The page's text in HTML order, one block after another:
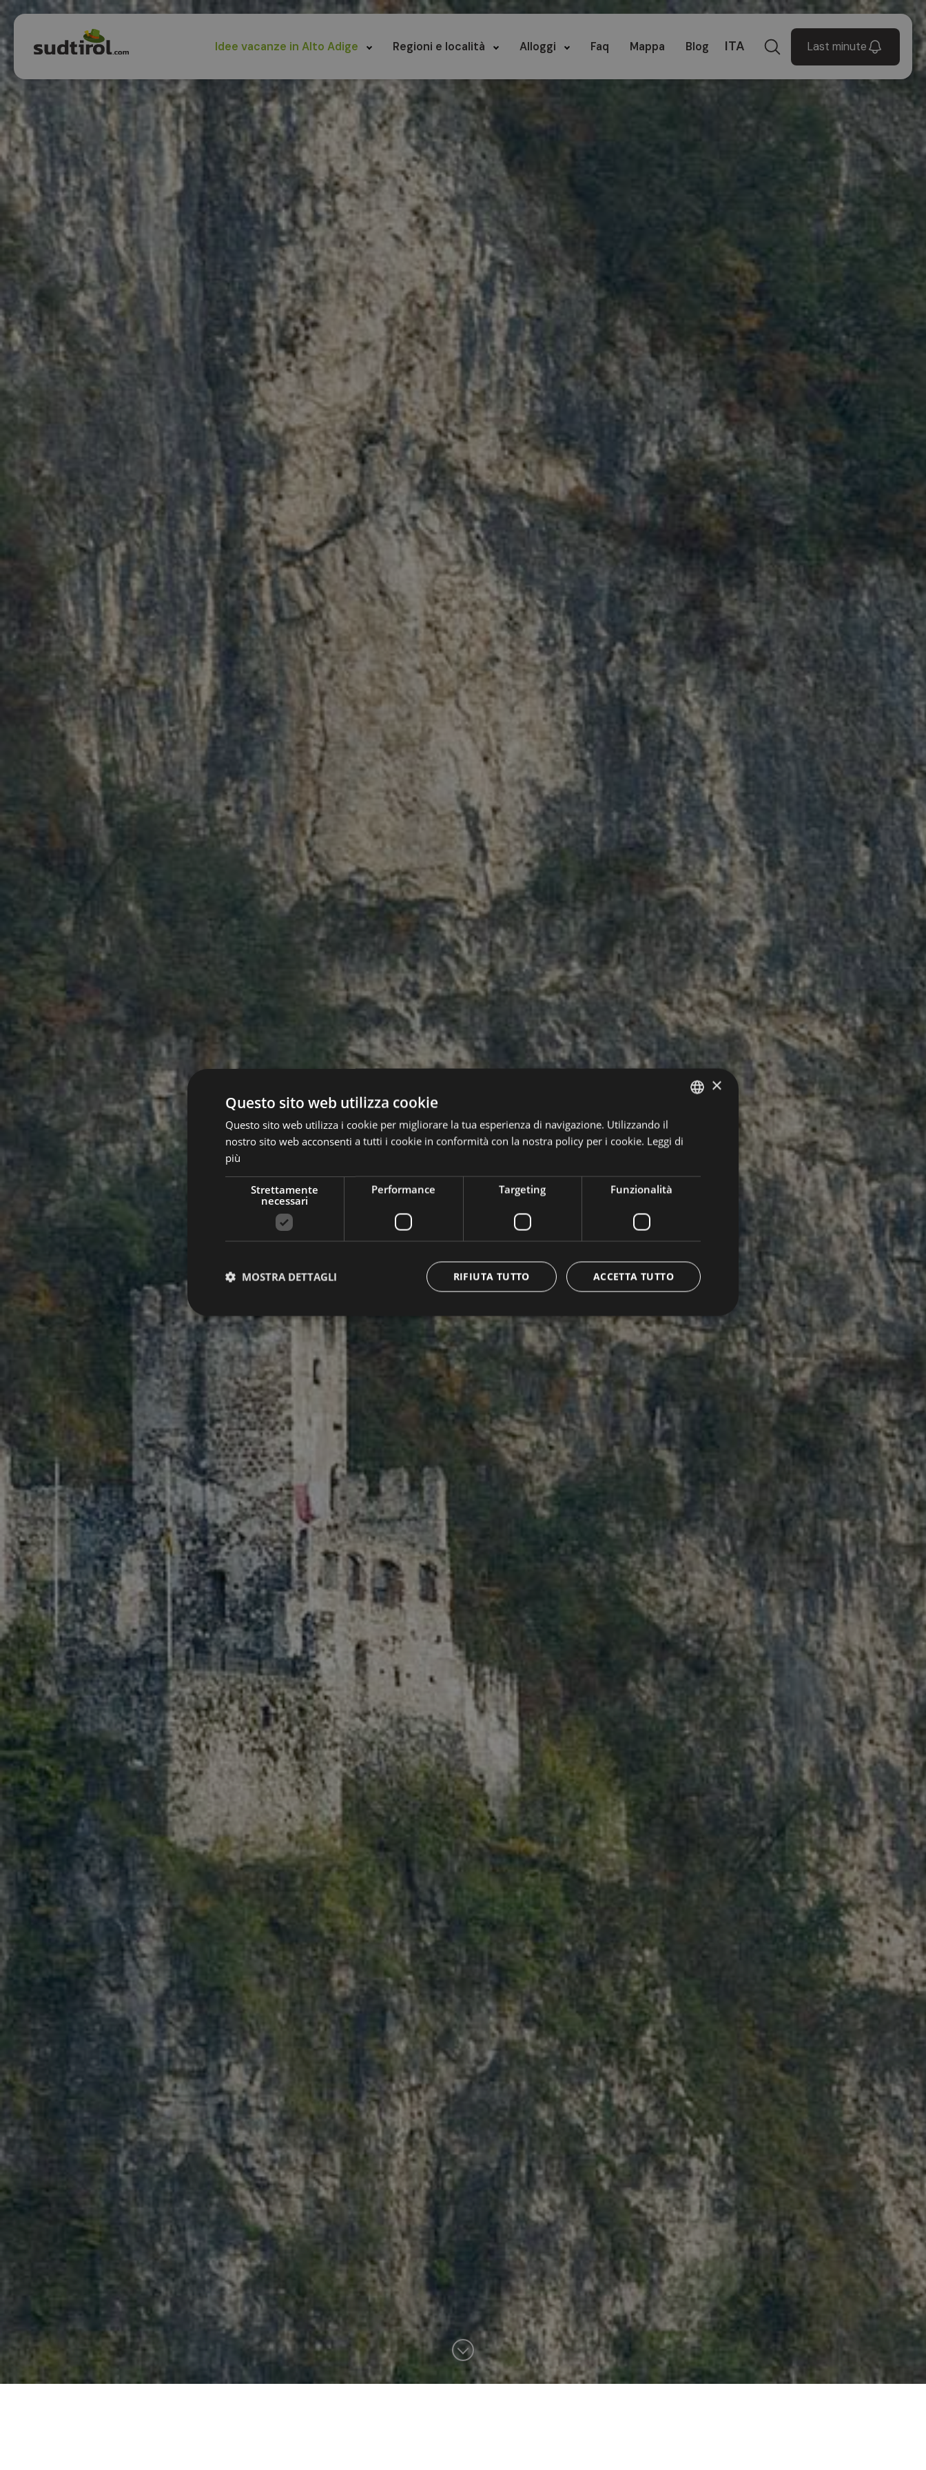
Idee vacanze in Alto Adige Regioni e località Alloggi Faq Mappa Blog ITA Last minute
GERMAN
×
Questo sito web utilizza cookie
Questo sito web utilizza i cookie per migliorare la tua esperienza di navigazione. Utilizzando il
nostro sito web acconsenti a tutti i cookie in conformità con la nostra policy per i cookie. Leggi di
più
Strettamente
necessari
Performance Targeting Funzionalità
ACCETTA TUTTO
RIFIUTA TUTTO
MOSTRA DETTAGLI